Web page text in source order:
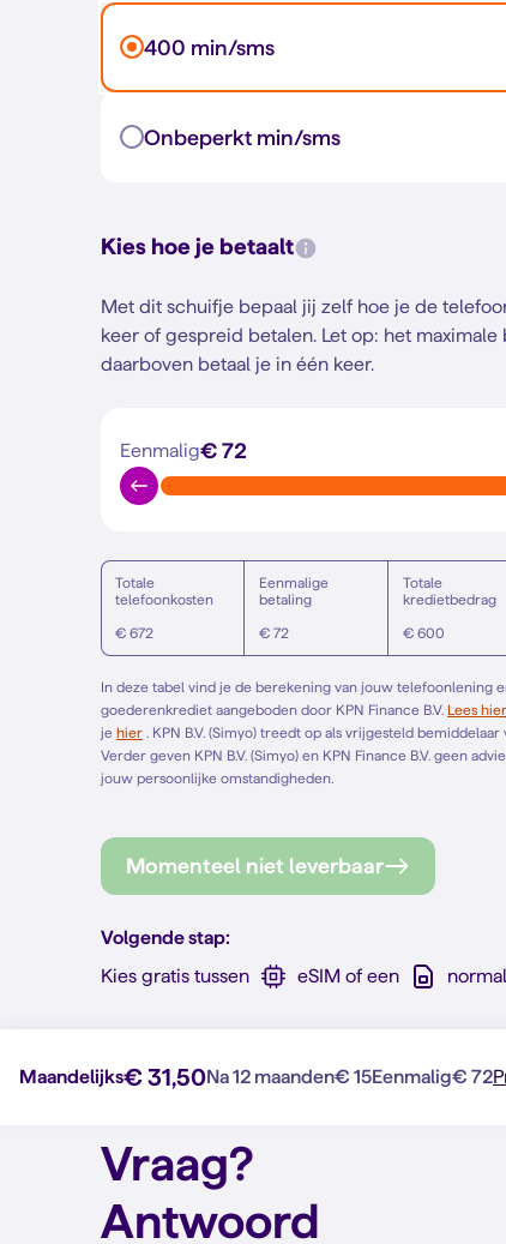
400 min/sms
Onbeperkt min/sms
Kies hoe je betaalt
Met dit schuifje bepaal jij zelf hoe je de
keer of gespreid betalen. Let op: het
daarboven betaal je in één keer.
Eenmalig€ 72
Totale
telefoonkosten
€ 672
Eenmalige
betaling
€ 72
Totale
kredietbedrag
€ 600
In deze tabel vind je de berekening van jouw telefoonlening
goederenkrediet aangeboden door KPN Finance B.V. Lees hier
je hier
Verder geven KPN B.V. (Simyo) en KPN Finance B.V. geen
jouw persoonlijke omstandigheden.
Momenteel niet leverbaar
Volgende stap:
Kies gratis tussen
eSIM of een
Maandelijks€ 31,50Na 12 maanden€ 15Eenmalig€ 72
Vraag?
Antwoord